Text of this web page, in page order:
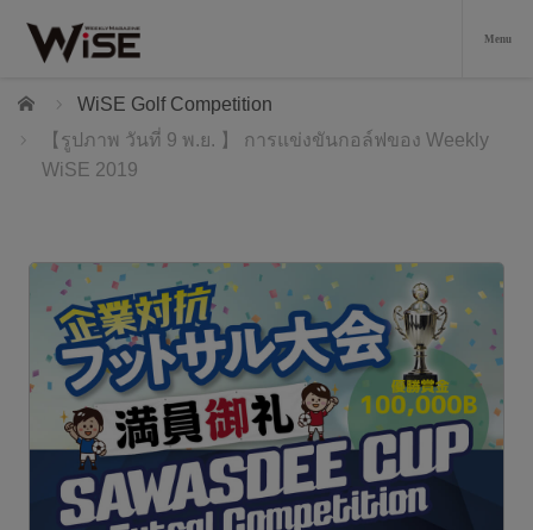
Home
WiSE Golf Competition
【รูปภาพ วันที่ 9 พ.ย. 】 การแข่งขันกอล์ฟของ Weekly
WiSE 2019